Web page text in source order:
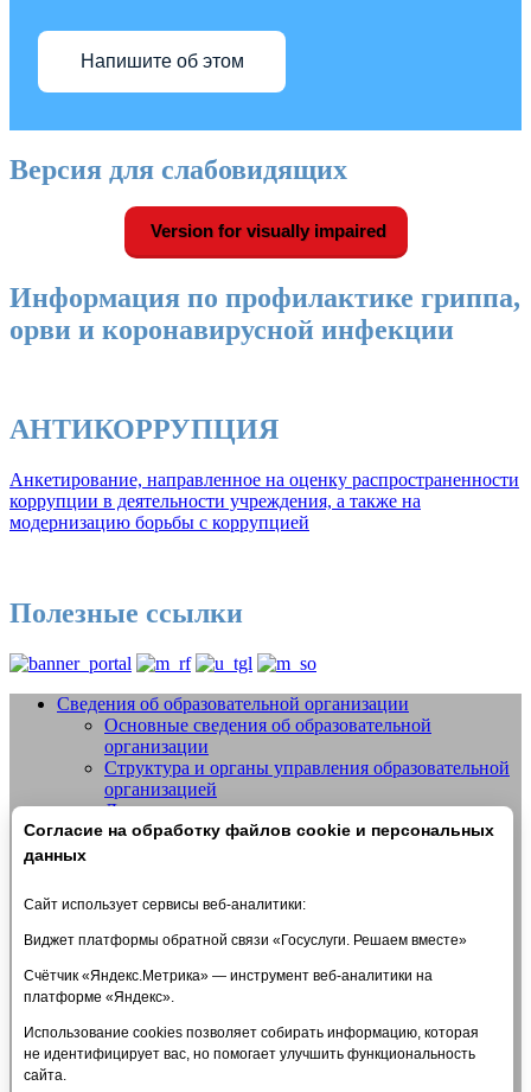
Напишите об этом
Версия для слабовидящих
Version for visually impaired
Информация по профилактике гриппа,
орви и коронавирусной инфекции
АНТИКОРРУПЦИЯ
Анкетирование, направленное на оценку распространенности
коррупции в деятельности учреждения, а также на
модернизацию борьбы с коррупцией
Полезные ссылки
Добро пожаловать на сайт МБУДО
СШОР №14 "Жигули" г.о. Тольятти
Сведения об образовательной организации
Основные сведения об образовательной
организации
Структура и органы управления образовательной
организацией
Документы
Образование
Педагогический состав
Материально-техническое обеспечение и
оснащенность образовательного процесса.
Стипендии и меры поддержки обучающихся
Платные образовательные услуги
Финансово-хозяйственная деятельность
Вакантные места для приема (перевода)
обучающихся
Согласие на обработку файлов cookie и персональных
данных
Сайт использует сервисы веб-аналитики:
Виджет платформы обратной связи «Госуслуги. Решаем вместе»
Счётчик «Яндекс.Метрика» — инструмент веб-аналитики на
платформе «Яндекс».
Использование cookies позволяет собирать информацию, которая
не идентифицирует вас, но помогает улучшить функциональность
сайта.